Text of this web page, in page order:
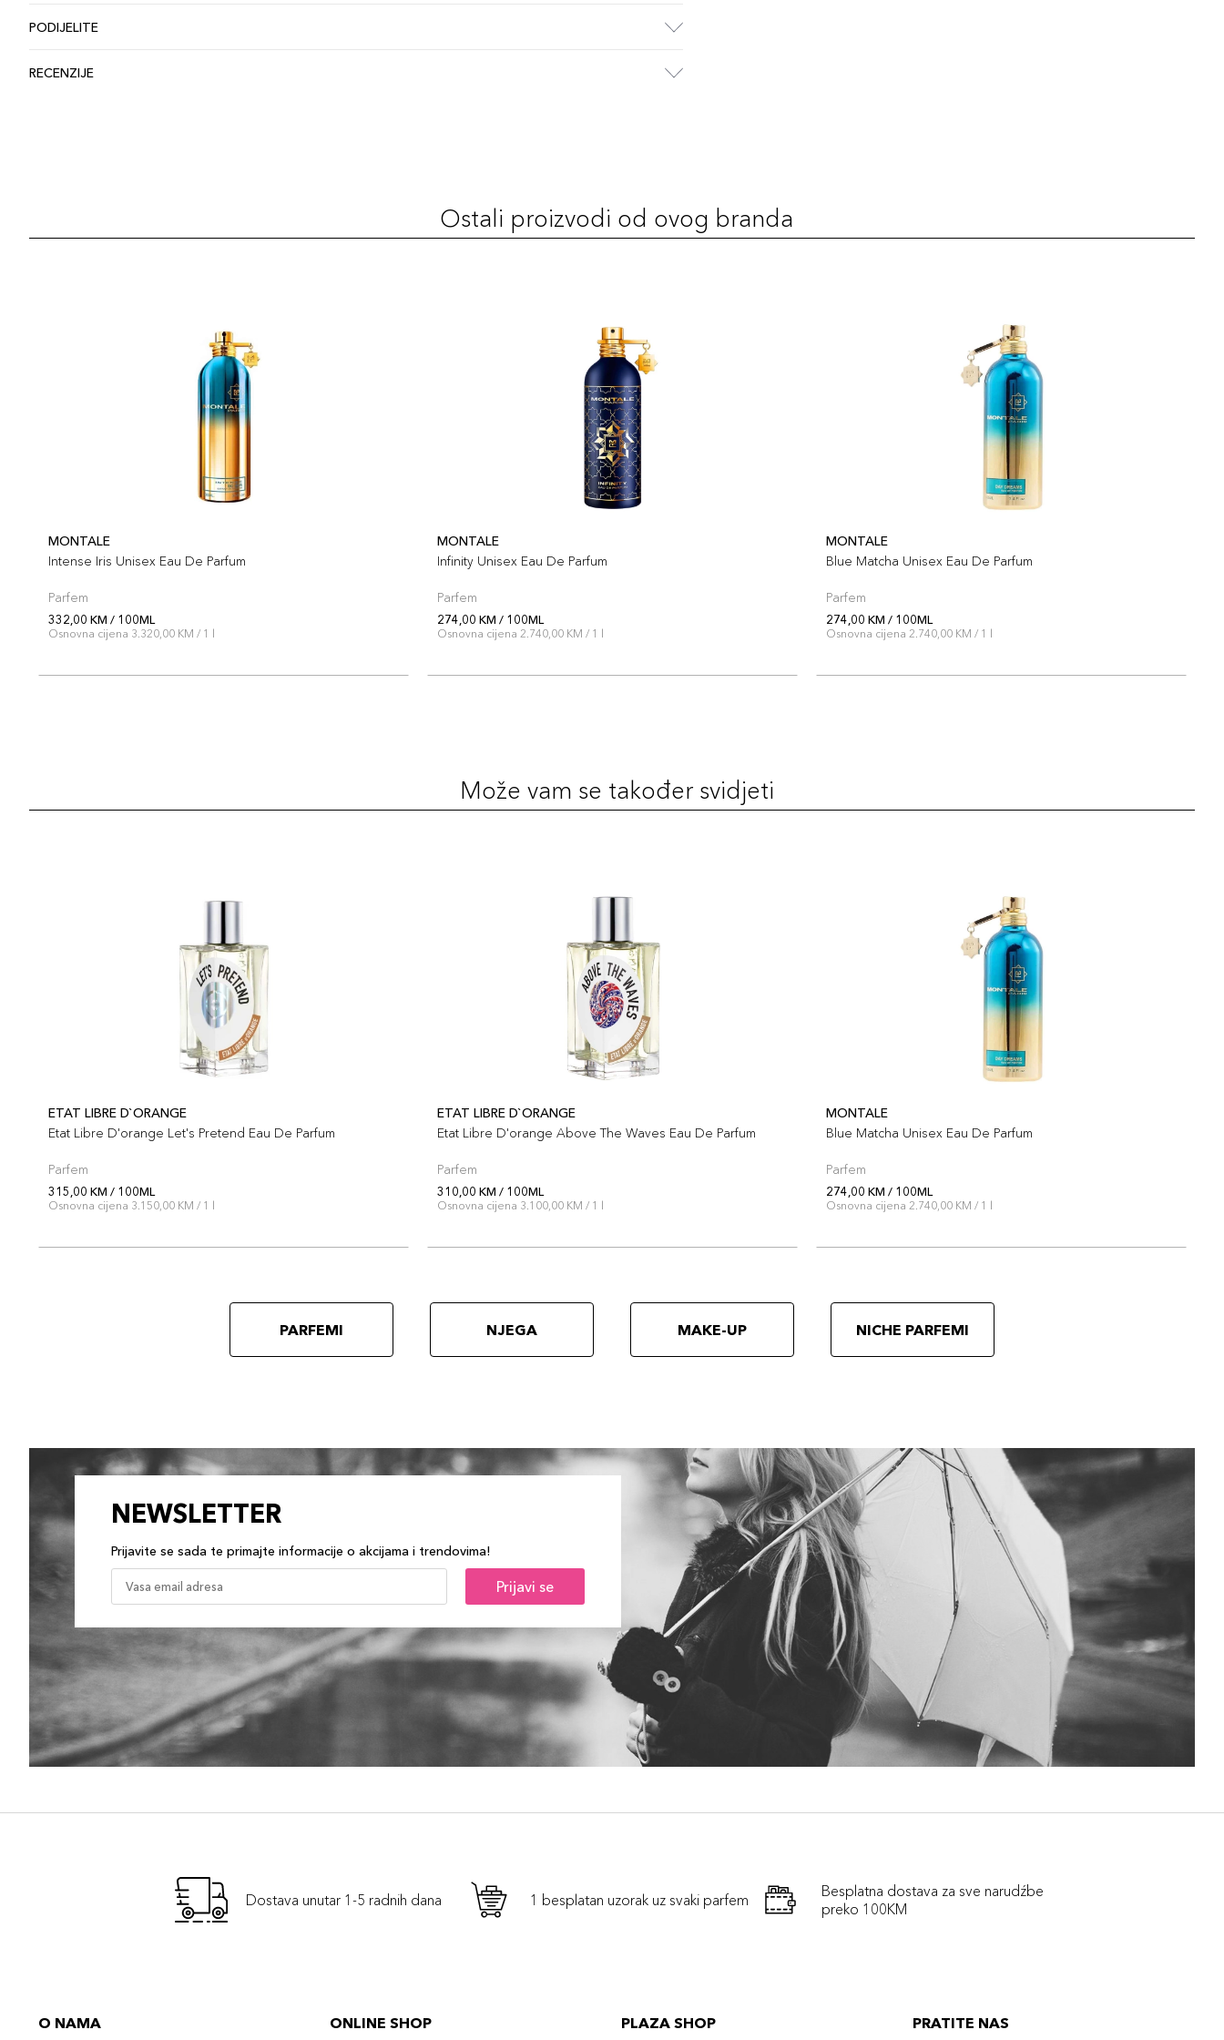
PODIJELITE
RECENZIJE
Ostali proizvodi od ovog branda
MONTALE
Intense Iris Unisex Eau De Parfum
Parfem
332,00 KM / 100ML
Osnovna cijena 3.320,00 KM / 1 l
MONTALE
Infinity Unisex Eau De Parfum
Parfem
274,00 KM / 100ML
Osnovna cijena 2.740,00 KM / 1 l
MONTALE
Blue Matcha Unisex Eau De Parfum
Parfem
274,00 KM / 100ML
Osnovna cijena 2.740,00 KM / 1 l
Može vam se također svidjeti
ETAT LIBRE D`ORANGE
Etat Libre D'orange Let's Pretend Eau De Parfum
Parfem
315,00 KM / 100ML
Osnovna cijena 3.150,00 KM / 1 l
ETAT LIBRE D`ORANGE
Etat Libre D'orange Above The Waves Eau De Parfum
Parfem
310,00 KM / 100ML
Osnovna cijena 3.100,00 KM / 1 l
MONTALE
Blue Matcha Unisex Eau De Parfum
Parfem
274,00 KM / 100ML
Osnovna cijena 2.740,00 KM / 1 l
PARFEMI NJEGA MAKE-UP NICHE PARFEMI
NEWSLETTER
Prijavite se sada te primajte informacije o akcijama i trendovima!
Prijavi se
Dostava unutar 1-5 radnih dana 1 besplatan uzorak uz svaki parfem
Besplatna dostava za sve narudźbe
preko 100KM
O NAMA ONLINE SHOP PLAZA SHOP PRATITE NAS